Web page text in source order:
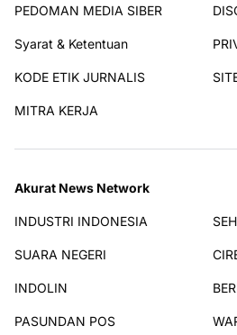
PEDOMAN MEDIA SIBER
Syarat & Ketentuan
KODE ETIK JURNALIS
MITRA KERJA
Akurat News Network
INDUSTRI INDONESIA
SUARA NEGERI
INDOLIN
PASUNDAN POS